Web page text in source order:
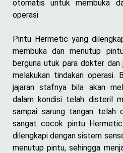
otomatis untuk membuka
operasi
Pintu Hermetic yang
membuka dan menutup
berguna utuk para dokter dan
melakukan tindakan operasi.
jajaran stafnya bila akan
dalam kondisi telah disteril
sampai sarung tangan telah
sangat cocok pintu
dilengkapi dengan sistem
menutup pintu, sehingga